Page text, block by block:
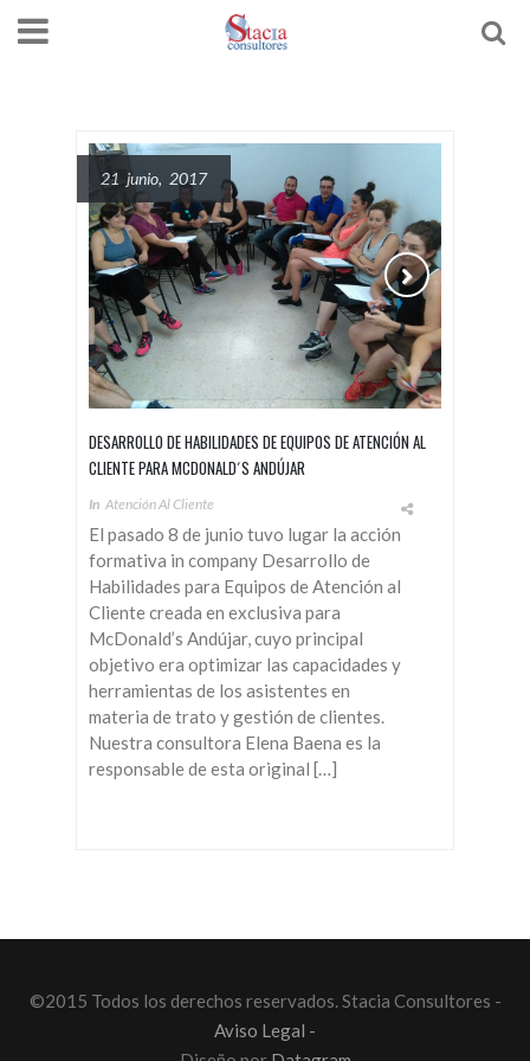
21 junio, 2017
DESARROLLO DE HABILIDADES DE EQUIPOS DE ATENCIÓN AL
CLIENTE PARA MCDONALD´S ANDÚJAR
In Atención Al Cliente
El pasado 8 de junio tuvo lugar la acción
formativa in company Desarrollo de
Habilidades para Equipos de Atención al
Cliente creada en exclusiva para
McDonald’s Andújar, cuyo principal
objetivo era optimizar las capacidades y
herramientas de los asistentes en
materia de trato y gestión de clientes.
Nuestra consultora Elena Baena es la
responsable de esta original […]
©2015 Todos los derechos reservados. Stacia Consultores -
Aviso Legal -